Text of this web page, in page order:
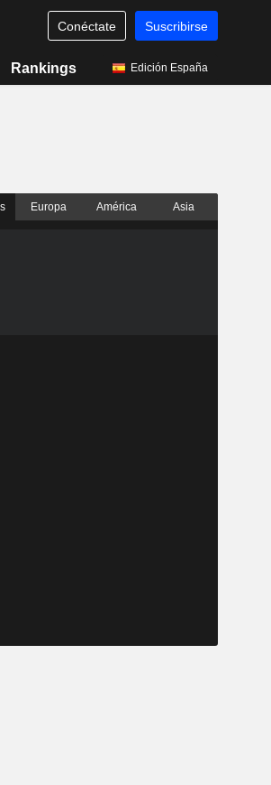
Conéctate Suscribirse
Rankings Edición España
Europa América Asia